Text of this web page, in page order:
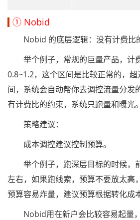
① Nobid
Nobid 的底层逻辑：没有计费比
举个例子，常规的巨量产品，计
0.8~1.2，这个区间是比较正常的，
间，系统会自动帮你去调控流量分发
有计费比的约束，系统只跑量和曝光。
策略建议：
成本调控建议控制预算。
举个例子，跑深层目标的时候，
左右，如果跑线索，预算不要放太高
预算容易炸量，建议预算根据转化成
Nobid用在新户会比较容易起量